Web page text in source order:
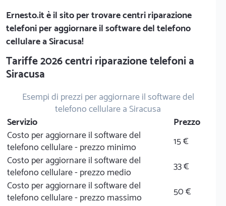
Ernesto.itè il sito per trovare centri riparazione
telefoni per aggiornare il software del telefono
cellulare a Siracusa!
Tariffe 2026 centri riparazione telefoni a
Siracusa
Esempi di prezzi per aggiornare il software del
telefono cellulare a Siracusa
Servizio
Prezzo
Costo per aggiornare il software del
telefono cellulare - prezzo minimo
15 €
Costo per aggiornare il software del
telefono cellulare - prezzo medio
33 €
Costo per aggiornare il software del
telefono cellulare - prezzo massimo
50 €